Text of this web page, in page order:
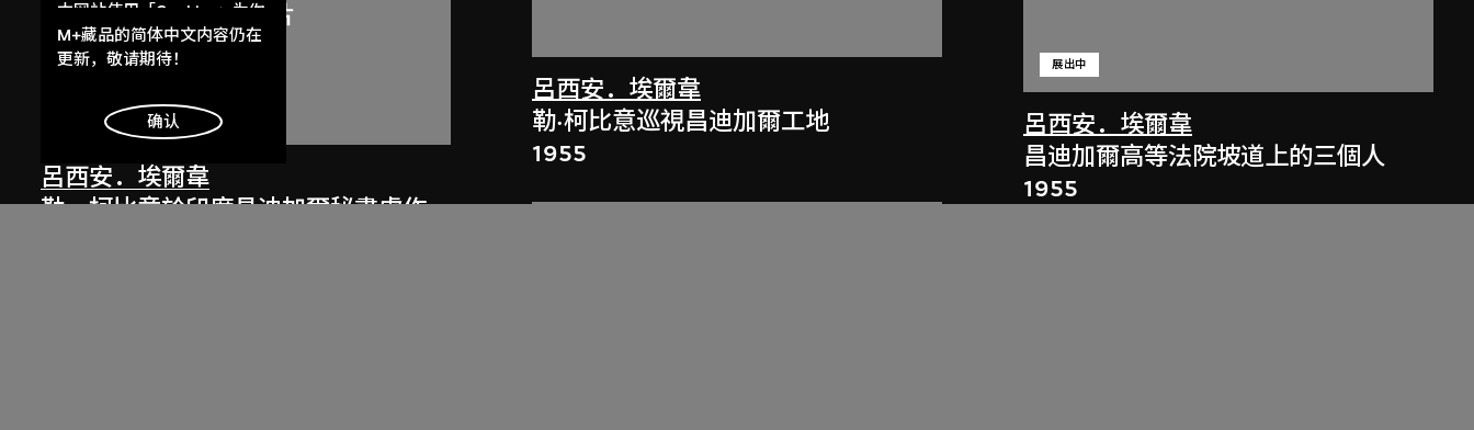
呂西安．埃爾韋
勒．柯比意於印度昌迪加爾秘書處作
呂西安．埃爾韋
勒·柯比意巡視昌迪加爾工地
1955
呂西安．埃爾韋
展出中
昌迪加爾高等法院坡道上的三個人
1955
本网站使用「Cookies」为你
提供最好的网站体验。
了解更多
明白
M+藏品的简体中文内容仍在
更新，敬请期待！
确认